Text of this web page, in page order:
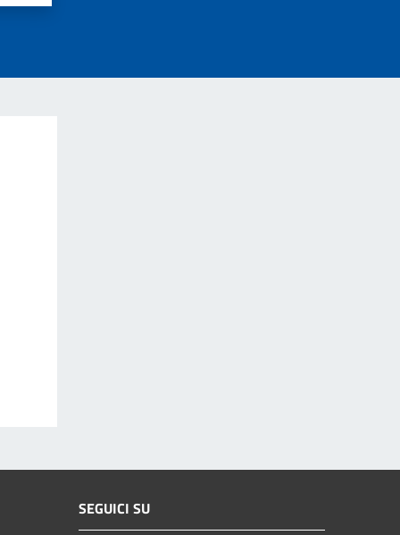
SEGUICI SU